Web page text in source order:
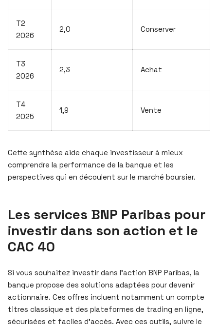
T2
2026
2,0 Conserver
T3
2026
2,3 Achat
T4
2025
1,9 Vente
Cette synthèse aide chaque investisseur à mieux
comprendre la performance de la banque et les
perspectives qui en découlent sur le marché boursier.
Les services BNP Paribas pour
investir dans son action et le
CAC 40
Si vous souhaitez investir dans l’action BNP Paribas, la
banque propose des solutions adaptées pour devenir
actionnaire. Ces offres incluent notamment un compte
titres classique et des plateformes de trading en ligne,
sécurisées et faciles d’accès. Avec ces outils, suivre le